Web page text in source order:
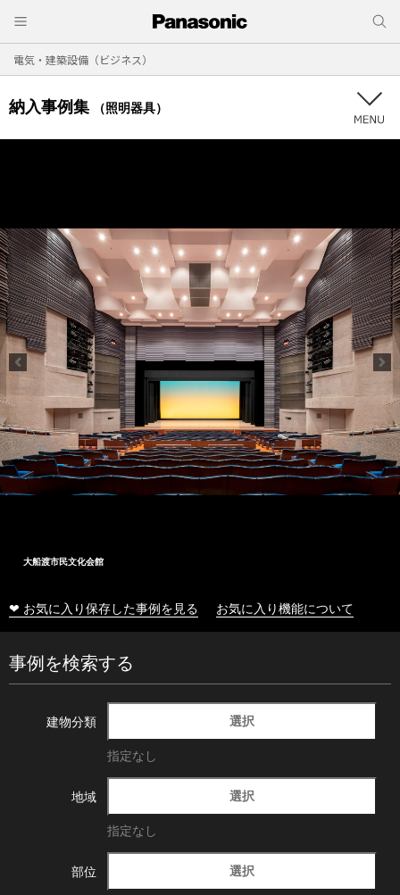
電気・建築設備（ビジネス）
納入事例集 （照明器具）
大船渡市民文化会館
❤ お気に入り保存した事例を見る お気に入り機能について
事例を検索する
建物分類 選択
指定なし
地域 選択
指定なし
部位 選択